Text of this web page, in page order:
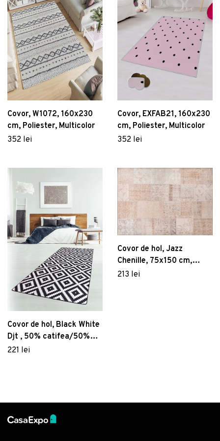
Covor, W1072, 160x230
cm, Poliester, Multicolor
352 lei
Covor, EXFAB21, 160x230
cm, Poliester, Multicolor
352 lei
Covor de hol, Black White
Djt , 50% catifea/50%
poliester, Alb/Negru
221 lei
Covor de hol, Jazz
Chenille, 75x150 cm,
Poliester , Multicolor
213 lei